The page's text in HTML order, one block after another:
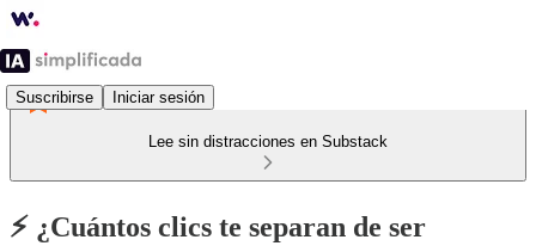
Suscribirse Iniciar sesión
Lee sin distracciones en Substack
⚡️ ¿Cuántos clics te separan de ser